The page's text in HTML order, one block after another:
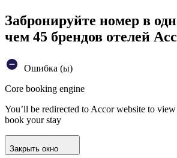
Забронируйте номер в
чем 45 брендов отелей
Ошибка (ы)
Core booking engine
You’ll be redirected to Accor website to
book your stay
Закрыть окно